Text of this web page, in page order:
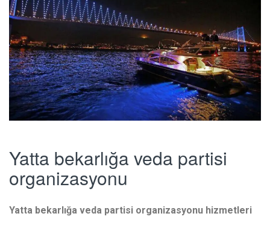
Yatta bekarlığa veda partisi
organizasyonu
Yatta bekarlığa veda partisi organizasyonu hizmetleri